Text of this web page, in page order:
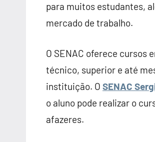
para muitos estudantes,
mercado de trabalho.
O SENAC oferece cursos
técnico, superior e até
instituição. O SENAC
o aluno pode realizar o
afazeres.